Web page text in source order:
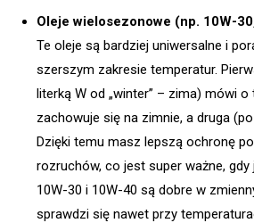
Oleje wielosezonowe (np. 10W-
Te oleje są bardziej uniwersalne i
szerszym zakresie temperatur.
literką W od „winter” – zima) mówi o
zachowuje się na zimnie, a druga
Dzięki temu masz lepszą ochronę
rozruchów, co jest super ważne, gdy
10W-30 i 10W-40 są dobre w
sprawdzi się nawet przy